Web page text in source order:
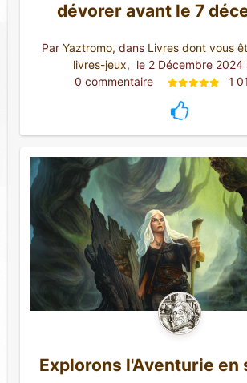
dévorer avant le 7
Par Yaztromo, dans Livres dont vous
livres-jeux, le 2 Décembre 2024
0 commentaire
1
Explorons l'Aventurie en